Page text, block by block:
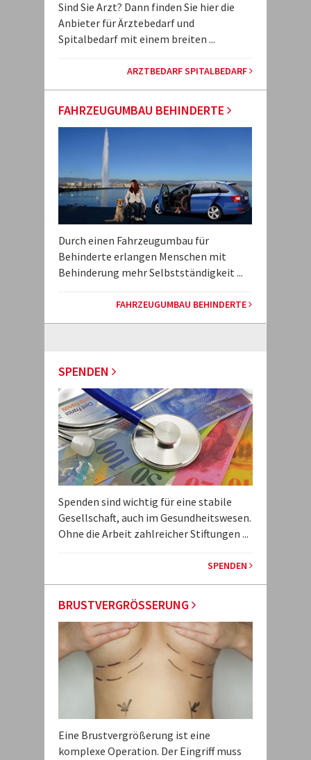
Sind Sie Arzt? Dann finden Sie hier die
Anbieter für Ärztebedarf und
Spitalbedarf mit einem breiten ...
ARZTBEDARF SPITALBEDARF
FAHRZEUGUMBAU BEHINDERTE
Durch einen Fahrzeugumbau für
Behinderte erlangen Menschen mit
Behinderung mehr Selbstständigkeit ...
FAHRZEUGUMBAU BEHINDERTE
SPENDEN
Spenden sind wichtig für eine stabile
Gesellschaft, auch im Gesundheitswesen.
Ohne die Arbeit zahlreicher Stiftungen ...
SPENDEN
BRUSTVERGRÖSSERUNG
Eine Brustvergrößerung ist eine
komplexe Operation. Der Eingriff muss